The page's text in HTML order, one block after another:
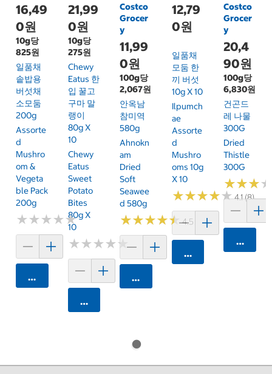
16,49
0원
10g당
825원
일품채
솥밥용
버섯채
소모둠
200g
Assorte
D
Mushro
Om &
Vegeta
Ble Pack
200g
★★★★★
★★★★★
카트에 담기
21,99
0원
10g당
275원
Chewy
Eatus 한
입 꿀고
구마 말
랭이
80g X
10
Chewy
Eatus
Sweet
Potato
Bites
80g X
10
★★★★★
★★★★★
카트에 담기
Costco
Grocer
y
11,99
0원
100g당
2,067원
안옥남
참미역
580g
Ahnokn
Am
Dried
Soft
Seawee
D 580g
★★★★★
★★★★★4.5 (20)
카트에 담기
12,79
0원
일품채
모둠 한
끼 버섯
10g X 10
Ilpumch
Ae
Assorte
D
Mushro
Oms 10g
X 10
★★★★★
★★★★★4.1 (8)
카트에 담기
Costco
Grocer
y
20,4
90원
100g당
6,830원
건곤드
레 나물
300G
Dried
Thistle
300G
★★★
★★★
카트에